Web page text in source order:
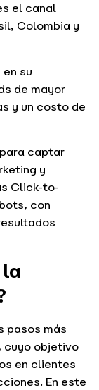
el canal
Colombia y
su
de mayor
y un costo de
captar
y
Click-to-
con
pasos más
cuyo objetivo
en clientes
En este